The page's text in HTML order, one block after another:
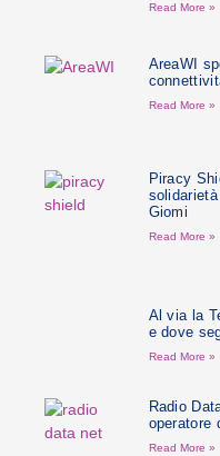
Read More »
AreaWI
Read More »
Piracy
Giomi
Read More »
Al via la
e dove
Read More »
Radio
operatore
Read More »